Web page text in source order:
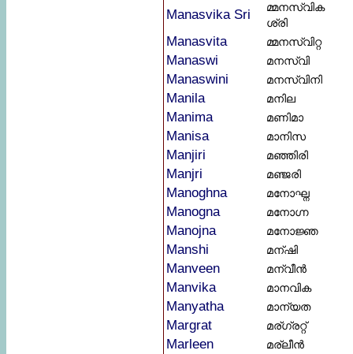
Manasvika Sri
മ്മനസ്വിക
ശ്രി
Manasvita മ്മനസ്വിറ്റ
Manaswi മനസ്വി
Manaswini മനസ്വിനി
Manila മനില
Manima മണിമാ
Manisa മാനിസ
Manjiri മഞ്ഞിരി
Manjri മഞ്ജരി
Manoghna മനോഘ്ന
Manogna മനോഗ്ന
Manojna മനോജ്ഞ
Manshi മന്ഷി
Manveen മന്വീൻ
Manvika മാനവിക
Manyatha മാന്യത
Margrat മര്ഗ്രറ്റ്
Marleen മര്ലീൻ